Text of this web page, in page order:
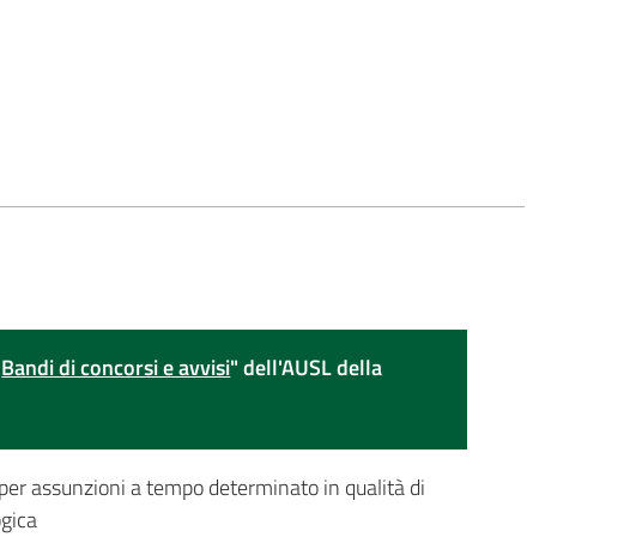
Bandi di concorsi e avvisi" dell'AUSL della
assunzioni a tempo determinato in qualità di